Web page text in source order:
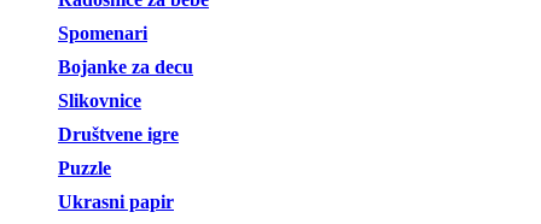
Spomenari
Bojanke za decu
Slikovnice
Društvene igre
Puzzle
Ukrasni papir